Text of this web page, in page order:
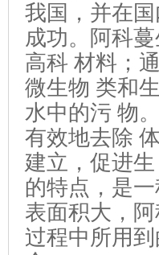
我国，并在
成功。阿科
高科 材料；
微生物 类和
水中的污 物
有效地去除
建立，促进
的特点，是
表面积大，
过程中所用